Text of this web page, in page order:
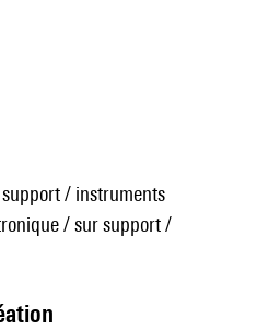
/ instruments
/ sur support /